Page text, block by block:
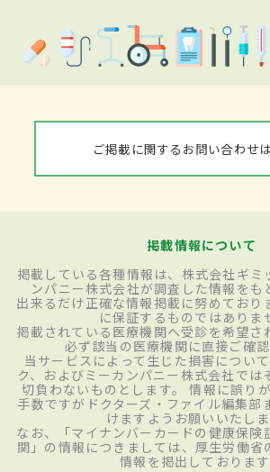
ご掲載に関するお問い合わせ
掲載情報について
掲載している各種情報は、株式会社ギミ
ンパニー株式会社が調査した情報をも
出来るだけ正確な情報掲載に努めており
に保証するものではありま
掲載されている医療機関へ受診を希望さ
必ず該当の医療機関に直接ご確認
当サービスによって生じた損害につい
ク、およびミーカンパニー株式会社では
切負わないものとします。 情報に誤り
手数ですがドクターズ・ファイル編集部
けますようお願いいたしま
なお、「マイナンバーカードの健康保険
関」の情報につきましては、厚生労働省
情報を掲出しております